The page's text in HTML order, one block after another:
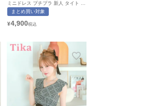
ミニドレス プチプラ 新人 タイト ツ
イード ワンピース 韓国ドレス キャ
ミソール 低身長 リボン ブローチ ガ
用/Mサイズ対応) | myMinette/マイ
まとめ買い対象
¥4,900